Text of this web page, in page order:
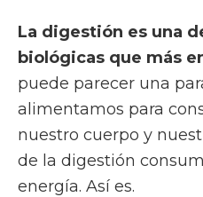
La digestión es una
biológicas que más
puede parecer una
alimentamos para
nuestro cuerpo y
de la digestión
energía. Así es.